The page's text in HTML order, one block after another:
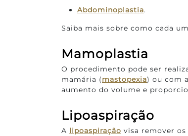
Abdominoplastia.
Saiba mais sobre como cada
Mamoplastia
O procedimento pode ser
mamária (mastopexia) ou com
aumento do volume e
Lipoaspiração
A lipoaspiração visa remover